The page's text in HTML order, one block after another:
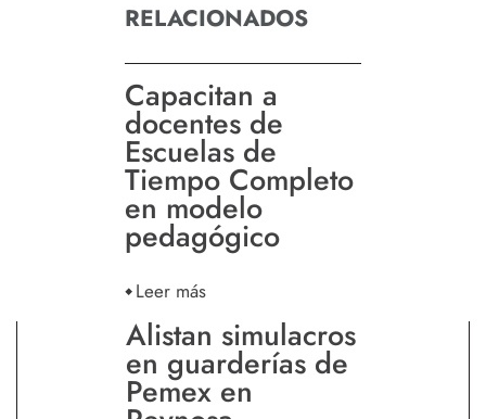
RELACIONADOS
Capacitan a
docentes de
Escuelas de
Tiempo Completo
en modelo
pedagógico
Leer más
Alistan simulacros
en guarderías de
Pemex en